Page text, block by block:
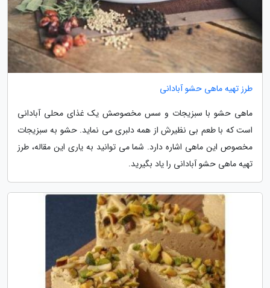
طرز تهیه ماهی حشو آبادانی
ماهی حشو با سبزیجات و سس مخصوصش یک غذای محلی آبادانی
است که با طعم بی نظیرش از همه دلبری می نماید. حشو به سبزیجات
مخصوص این ماهی اشاره دارد. شما می توانید به یاری این مقاله، طرز
تهیه ماهی حشو آبادانی را یاد بگیرید.